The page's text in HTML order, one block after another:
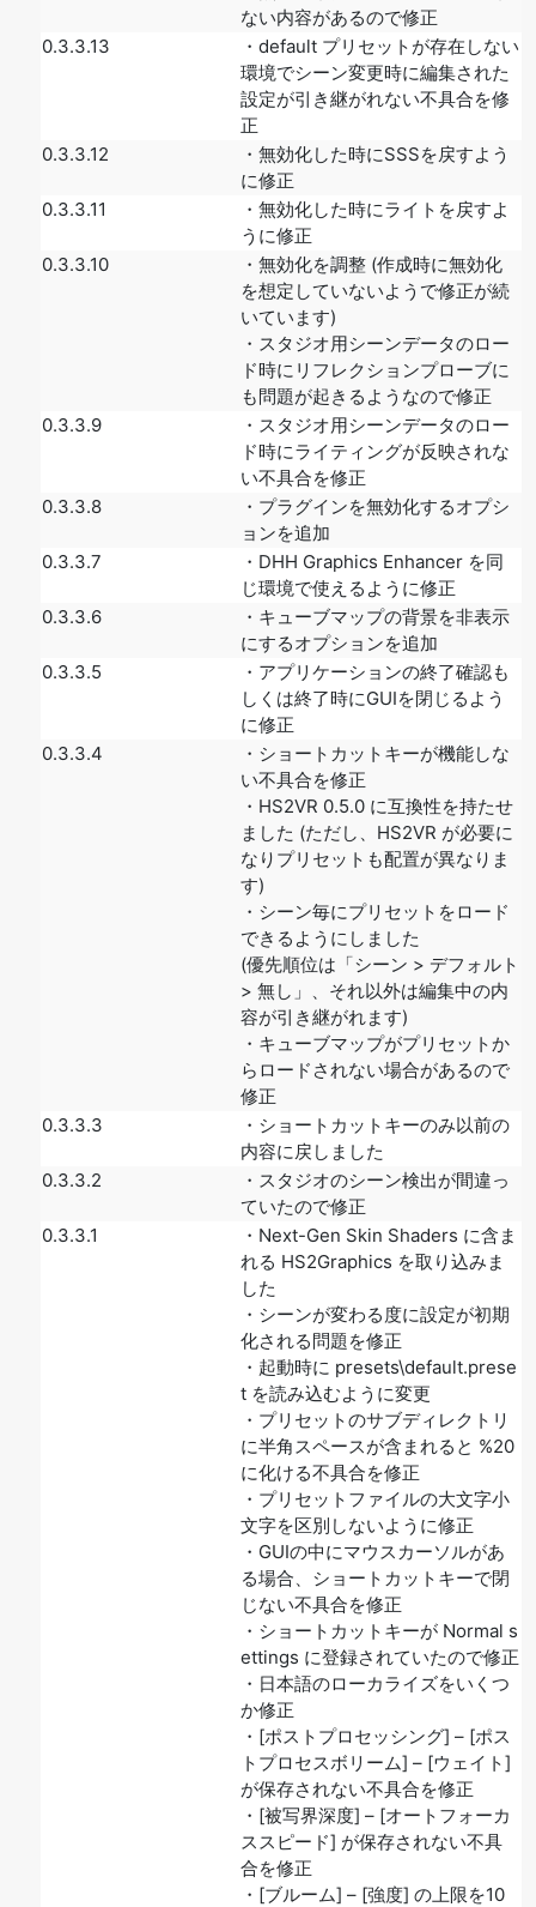
ない内容があるので修正
0.3.3.13
・default プリセットが存在しない
環境でシーン変更時に編集された
設定が引き継がれない不具合を修
正
0.3.3.12
・無効化した時にSSSを戻すよう
に修正
0.3.3.11
・無効化した時にライトを戻すよ
うに修正
0.3.3.10
・無効化を調整 (作成時に無効化
を想定していないようで修正が続
いています)
・スタジオ用シーンデータのロー
ド時にリフレクションプローブに
も問題が起きるようなので修正
0.3.3.9
・スタジオ用シーンデータのロー
ド時にライティングが反映されな
い不具合を修正
0.3.3.8
・プラグインを無効化するオプシ
ョンを追加
0.3.3.7
・DHH Graphics Enhancer を同
じ環境で使えるように修正
0.3.3.6
・キューブマップの背景を非表示
にするオプションを追加
0.3.3.5
・アプリケーションの終了確認も
しくは終了時にGUIを閉じるよう
に修正
0.3.3.4
・ショートカットキーが機能しな
い不具合を修正
・HS2VR 0.5.0 に互換性を持たせ
ました (ただし、HS2VR が必要に
なりプリセットも配置が異なりま
す)
・シーン毎にプリセットをロード
できるようにしました
(優先順位は「シーン > デフォルト
> 無し」、それ以外は編集中の内
容が引き継がれます)
・キューブマップがプリセットか
らロードされない場合があるので
修正
0.3.3.3
・ショートカットキーのみ以前の
内容に戻しました
0.3.3.2
・スタジオのシーン検出が間違っ
ていたので修正
0.3.3.1
・Next-Gen Skin Shaders に含ま
れる HS2Graphics を取り込みま
した
・シーンが変わる度に設定が初期
化される問題を修正
・起動時に presets\default.prese
t を読み込むように変更
・プリセットのサブディレクトリ
に半角スペースが含まれると %20
に化ける不具合を修正
・プリセットファイルの大文字小
文字を区別しないように修正
・GUIの中にマウスカーソルがあ
る場合、ショートカットキーで閉
じない不具合を修正
・ショートカットキーが Normal s
ettings に登録されていたので修正
・日本語のローカライズをいくつ
か修正
・[ポストプロセッシング] – [ポス
トプロセスボリーム] – [ウェイト]
が保存されない不具合を修正
・[被写界深度] – [オートフォーカ
ススピード] が保存されない不具
合を修正
・[ブルーム] – [強度] の上限を10